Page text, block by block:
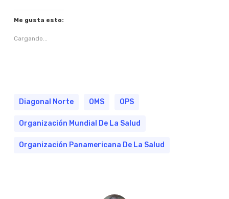
Me gusta esto:
Cargando...
Diagonal Norte OMS OPS
Organización Mundial De La Salud
Organización Panamericana De La Salud